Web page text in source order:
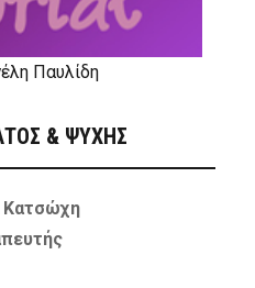
Παυλίδη
& ΨΥΧΗΣ
Κατσώχη